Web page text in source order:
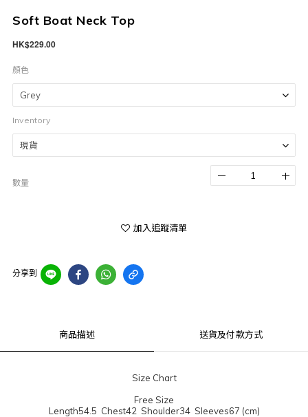
Soft Boat Neck Top
HK$229.00
顏色
Inventory
數量
加入追蹤清單
分享到
商品描述 送貨及付款方式
Size Chart
Free Size
Length54.5 Chest42 Shoulder34 Sleeves67 (cm)